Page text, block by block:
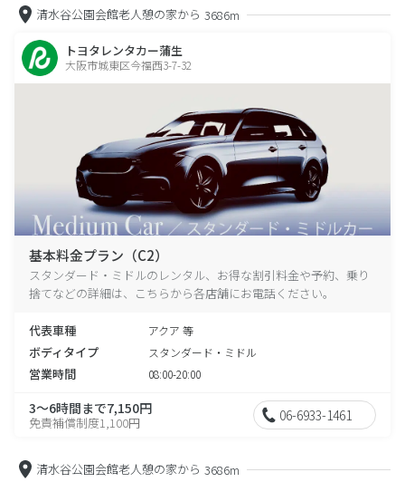
清水谷公園会館老人憩の家から 3686m
トヨタレンタカー蒲生
大阪市城東区今福西3-7-32
基本料金プラン（C2）
スタンダード・ミドルのレンタル、お得な割引料金や予約、乗り
捨てなどの詳細は、こちらから各店舗にお電話ください。
代表車種 アクア 等
ボディタイプ スタンダード・ミドル
営業時間 08:00-20:00
3～6時間まで7,150円
免責補償制度1,100円 06-6933-1461
清水谷公園会館老人憩の家から 3686m